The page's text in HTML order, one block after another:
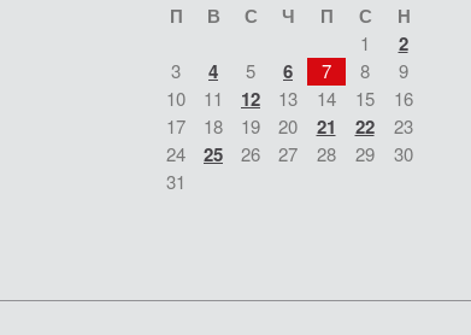
П В С Ч П С Н
1 2
3 4 5 6 7 8
9
10
11 12 13 14 15
16
17
18 19 20 21 22
23
24
25 26 27 28 29
30
31